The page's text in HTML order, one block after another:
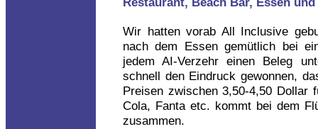
Wir hatten vorab All Inclusive
nach dem Essen gemütlich bei
jedem AI-Verzehr einen Beleg
schnell den Eindruck gewonnen,
Preisen zwischen 3,50-4,50
Cola, Fanta etc. kommt bei dem
zusammen.